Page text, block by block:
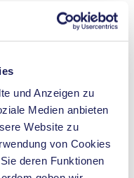
und Anzeigen zu
Medien anbieten
Website zu
von Cookies
deren Funktionen